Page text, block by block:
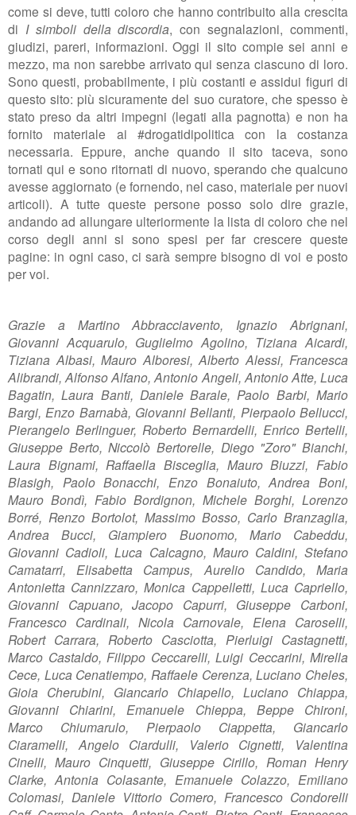
come si deve, tutti coloro che hanno contribuito alla crescita
di I simboli della discordia, con segnalazioni, commenti,
giudizi, pareri, informazioni. Oggi il sito compie sei anni e
mezzo, ma non sarebbe arrivato qui senza ciascuno di loro.
Sono questi, probabilmente, i più costanti e assidui figuri di
questo sito: più sicuramente del suo curatore, che spesso è
stato preso da altri impegni (legati alla pagnotta) e non ha
fornito materiale ai #drogatidipolitica con la costanza
necessaria. Eppure, anche quando il sito taceva, sono
tornati qui e sono ritornati di nuovo, sperando che qualcuno
avesse aggiornato (e fornendo, nel caso, materiale per nuovi
articoli). A tutte queste persone posso solo dire grazie,
andando ad allungare ulteriormente la lista di coloro che nel
corso degli anni si sono spesi per far crescere queste
pagine: in ogni caso, ci sarà sempre bisogno di voi e posto
per voi.
Grazie a Martino Abbracciavento, Ignazio Abrignani,
Giovanni Acquarulo, Guglielmo Agolino, Tiziana Aicardi,
Tiziana Albasi, Mauro Alboresi, Alberto Alessi, Francesca
Alibrandi, Alfonso Alfano, Antonio Angeli, Antonio Atte, Luca
Bagatin, Laura Banti, Daniele Barale, Paolo Barbi, Mario
Bargi, Enzo Barnabà, Giovanni Bellanti, Pierpaolo Bellucci,
Pierangelo Berlinguer, Roberto Bernardelli, Enrico Bertelli,
Giuseppe Berto, Niccolò Bertorelle, Diego "Zoro" Bianchi,
Laura Bignami, Raffaella Bisceglia, Mauro Biuzzi, Fabio
Blasigh, Paolo Bonacchi, Enzo Bonaiuto, Andrea Boni,
Mauro Bondì, Fabio Bordignon, Michele Borghi, Lorenzo
Borré, Renzo Bortolot, Massimo Bosso, Carlo Branzaglia,
Andrea Bucci, Giampiero Buonomo, Mario Cabeddu,
Giovanni Cadioli, Luca Calcagno, Mauro Caldini, Stefano
Camatarri, Elisabetta Campus, Aurelio Candido, Maria
Antonietta Cannizzaro, Monica Cappelletti, Luca Capriello,
Giovanni Capuano, Jacopo Capurri, Giuseppe Carboni,
Francesco Cardinali, Nicola Carnovale, Elena Caroselli,
Robert Carrara, Roberto Casciotta, Pierluigi Castagnetti,
Marco Castaldo, Filippo Ceccarelli, Luigi Ceccarini, Mirella
Cece, Luca Cenatiempo, Raffaele Cerenza, Luciano Cheles,
Gioia Cherubini, Giancarlo Chiapello, Luciano Chiappa,
Giovanni Chiarini, Emanuele Chieppa, Beppe Chironi,
Marco Chiumarulo, Pierpaolo Ciappetta, Giancarlo
Ciaramelli, Angelo Ciardulli, Valerio Cignetti, Valentina
Cinelli, Mauro Cinquetti, Giuseppe Cirillo, Roman Henry
Clarke, Antonia Colasante, Emanuele Colazzo, Emiliano
Colomasi, Daniele Vittorio Comero, Francesco Condorelli